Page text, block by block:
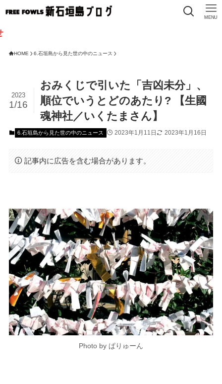
MENU
HOME 6.石垣島から見た世の中のニュース
おみくじで引いた「吉凶未分」、
順位でいうとどのあたり? 【生國
魂神社／いくたまさん】
2023
1/16
6.石垣島から見た世の中のニュース 2023年1月11日 2023年1月16日
記事内に広告を含む場合があります。
Photo by ぱりゅーん